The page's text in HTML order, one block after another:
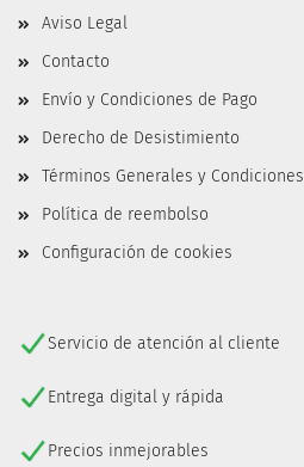
Aviso Legal
Contacto
Envío y Condiciones de Pago
Derecho de Desistimiento
Términos Generales y Condiciones
Política de reembolso
Configuración de cookies
Servicio de atención al cliente
Entrega digital y rápida
Precios inmejorables